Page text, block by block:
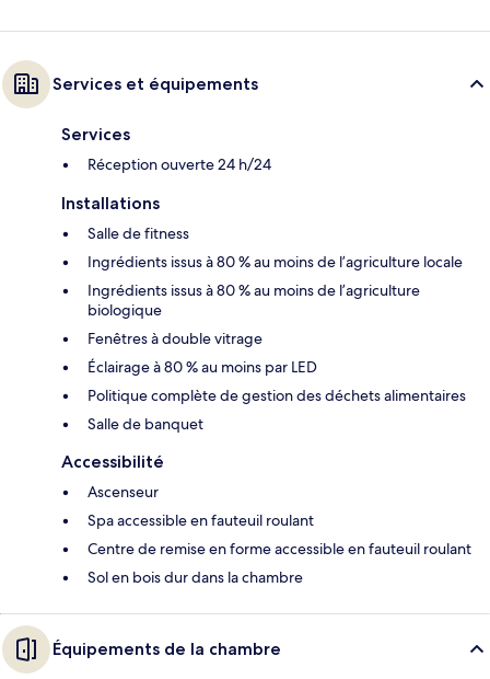
Services et équipements
Services
Réception ouverte 24 h/24
Installations
Salle de fitness
Ingrédients issus à 80 % au moins de l’agriculture locale
Ingrédients issus à 80 % au moins de l’agriculture
biologique
Fenêtres à double vitrage
Éclairage à 80 % au moins par LED
Politique complète de gestion des déchets alimentaires
Salle de banquet
Accessibilité
Ascenseur
Spa accessible en fauteuil roulant
Centre de remise en forme accessible en fauteuil roulant
Sol en bois dur dans la chambre
Équipements de la chambre